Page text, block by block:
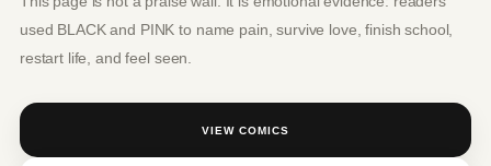
used BLACK and PINK to name pain, survive love, finish school,
restart life, and feel seen.
VIEW COMICS